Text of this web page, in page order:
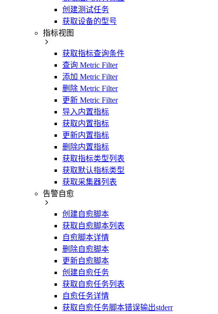
创建测试任务
获取设备的型号
指标视图
获取指标查询条件
查询 Metric Filter
添加 Metric Filter
删除 Metric Filter
更新 Metric Filter
导入内置指标
获取内置指标
更新内置指标
删除内置指标
获取指标类型列表
获取默认指标类型
获取采集器列表
告警自愈
创建自愈脚本
获取自愈脚本列表
自愈脚本详情
删除自愈脚本
更新自愈脚本
创建自愈任务
获取自愈任务列表
自愈任务详情
获取自愈任务脚本错误输出stderr